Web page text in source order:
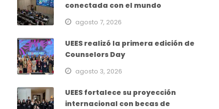
conectada con el mundo
agosto 7, 2026
UEES realizó la primera edición de
Counselors Day
agosto 3, 2026
UEES fortalece su proyección
internacional con becas de